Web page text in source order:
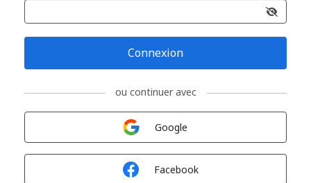
Connexion
ou continuer avec
Google
Facebook